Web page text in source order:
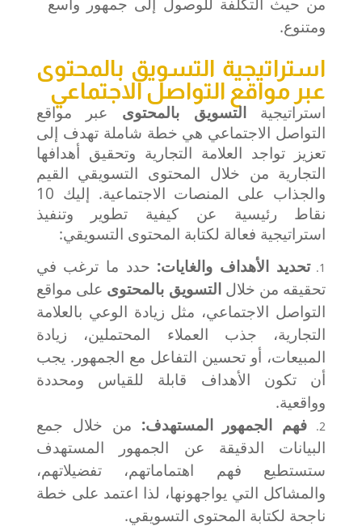
ومتنوع.
استراتيجية التسويق بالمحتوى
عبر مواقع التواصل الاجتماعي
استراتيجيةالتسويق بالمحتوى عبر مواقع
التواصل الاجتماعي هي خطة شاملة تهدف إلى
تعزيز تواجد العلامة التجارية وتحقيق أهدافها
التجارية من خلال المحتوى التسويقي القيم
والجذاب على المنصات الاجتماعية. إليك 10
نقاط رئيسية عن كيفية تطوير وتنفيذ
استراتيجية فعالة لكتابة المحتوى التسويقي:
تحديد الأهداف والغايات: حدد ما ترغب في
تحقيقه من خلالالتسويق بالمحتوى على مواقع
التواصل الاجتماعي، مثل زيادة الوعي بالعلامة
التجارية، جذب العملاء المحتملين، زيادة
المبيعات، أو تحسين التفاعل مع الجمهور. يجب
أن تكون الأهداف قابلة للقياس ومحددة
وواقعية.
فهم الجمهور المستهدف: من خلال جمع
البيانات الدقيقة عن الجمهور المستهدف
ستستطيع فهم اهتماماتهم، تفضيلاتهم،
والمشاكل التي يواجهونها، لذا اعتمد على خطة
ناجحة لكتابة المحتوى التسويقي.